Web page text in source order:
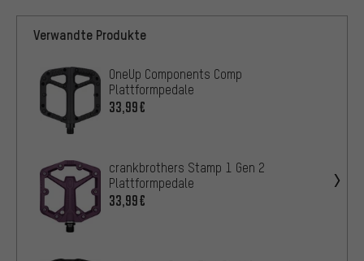
Verwandte Produkte
OneUp Components Comp
Plattformpedale
33,99€
crankbrothers Stamp 1 Gen 2
Plattformpedale
33,99€